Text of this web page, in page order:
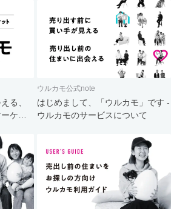
る、
ケッ
ウルカモ公式note
はじめまして、「ウルカモ」です -
ウルカモのサービスについて